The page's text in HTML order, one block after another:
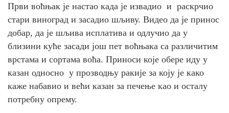
Први воћњак је настао када је извадио и раскрчио
стари виноград и засадио шљиву. Видео да је принос
добар, да је шљива исплатива и одлучио да у
близини куће засади још пет воћњака са различитим
врстама и сортама воћа. Приноси које обере иду у
казан односно у прозводњу ракије за коју је како
каже набавио и већи казан за печење као и осталу
потребну опрему.